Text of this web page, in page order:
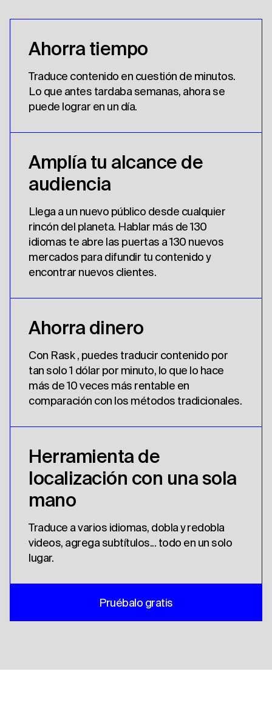
Ahorra tiempo
Traduce contenido en cuestión de minutos.
Lo que antes tardaba semanas, ahora se
puede lograr en un día.
Amplía tu alcance de
audiencia
Llega a un nuevo público desde cualquier
rincón del planeta. Hablar más de 130
idiomas te abre las puertas a 130 nuevos
mercados para difundir tu contenido y
encontrar nuevos clientes.
Ahorra dinero
Con Rask , puedes traducir contenido por
tan solo 1 dólar por minuto, lo que lo hace
más de 10 veces más rentable en
comparación con los métodos tradicionales.
Herramienta de
localización con una sola
mano
Traduce a varios idiomas, dobla y redobla
videos, agrega subtítulos... todo en un solo
lugar.
Pruébalo gratis